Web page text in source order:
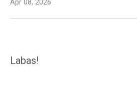
Apr 08, 2026
Labas!